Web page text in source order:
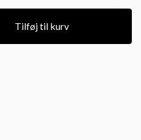
Tilføj til kurv